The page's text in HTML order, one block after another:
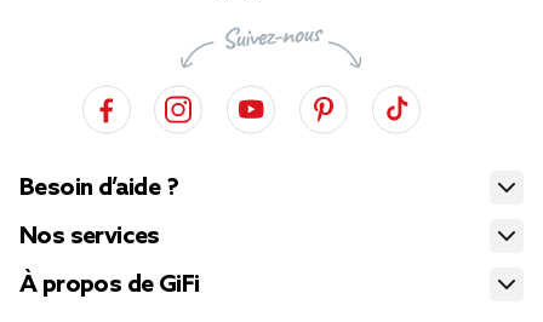
Besoin d’aide ?
Nos services
À propos de GiFi